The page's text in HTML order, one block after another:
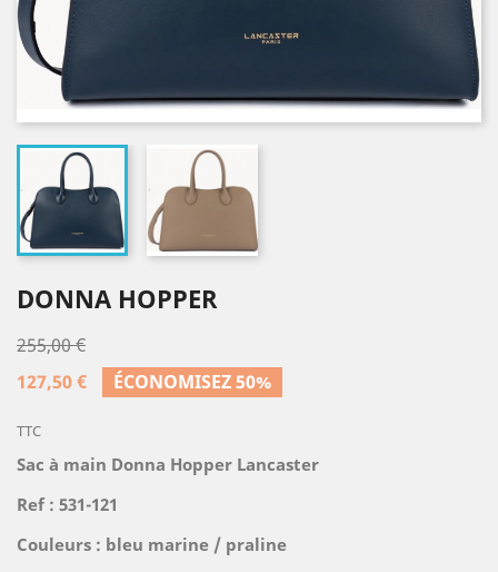
DONNA HOPPER
255,00 €
127,50 €
ÉCONOMISEZ 50%
TTC
Sac à main Donna Hopper Lancaster
Ref : 531-121
Couleurs : bleu marine / praline